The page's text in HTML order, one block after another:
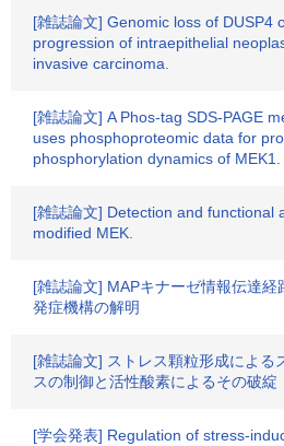
[雑誌論文] Genomic loss of DUSP4
progression of intraepithelial
invasive carcinoma.
[雑誌論文] A Phos-tag SDS-PAGE
uses phosphoproteomic data for
phosphorylation dynamics of MEK1.
[雑誌論文] Detection and functional
modified MEK.
[雑誌論文] MAPキナーゼ情報伝達経
発症機構の解明
[雑誌論文] ストレス顆粒形成による
スの制御と活性酸素によるその破綻
[学会発表] Regulation of stress-